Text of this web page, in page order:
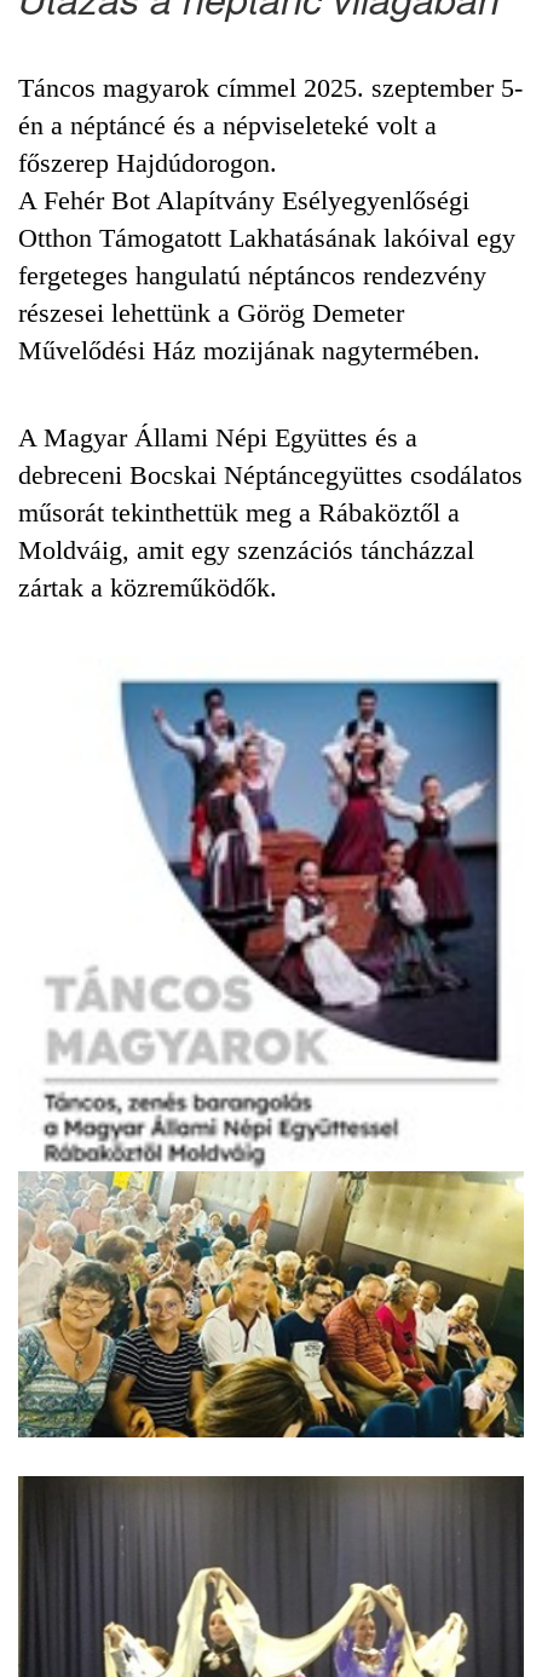
Táncos magyarok címmel 2025. szeptember 5-
én a néptáncé és a népviseleteké volt a
főszerep Hajdúdorogon.
A Fehér Bot Alapítvány Esélyegyenlőségi
Otthon Támogatott Lakhatásának lakóival egy
fergeteges hangulatú néptáncos rendezvény
részesei lehettünk a Görög Demeter
Művelődési Ház mozijának nagytermében.
A Magyar Állami Népi Együttes és a
debreceni Bocskai Néptáncegyüttes csodálatos
műsorát tekinthettük meg a Rábaköztől a
Moldváig, amit egy szenzációs táncházzal
zártak a közreműködők.